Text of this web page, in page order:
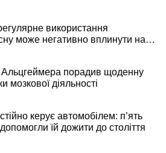
використання
може негативно вплинути на
Альцгеймера порадив щоденну
мозкової діяльності
керує автомобілем: п’ять
їй дожити до століття